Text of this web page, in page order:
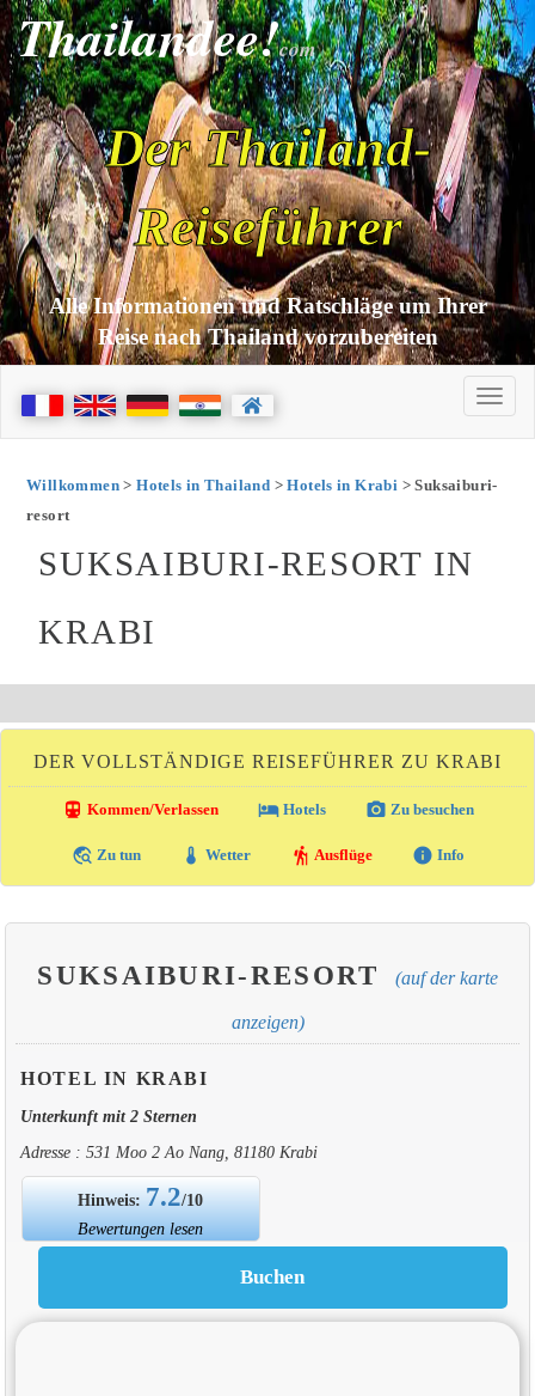
Thailandee!com
Der Thailand-
Reiseführer
Alle Informationen und Ratschläge um Ihrer
Reise nach Thailand vorzubereiten
Willkommen>Hotels in Thailand >Hotels in Krabi > Suksaiburi-
resort
SUKSAIBURI-RESORT IN
KRABI
DER VOLLSTÄNDIGE REISEFÜHRER ZU KRABI
directions_transit Kommen/Verlassen local_hotelHotels photo_camera Zu besuchen
travel_explore Zu tun thermostat Wetter hiking Ausflüge info Info
SUKSAIBURI-RESORT (auf der karte
anzeigen)
HOTEL IN KRABI
Unterkunft mit 2 Sternen
Adresse : 531 Moo 2 Ao Nang, 81180 Krabi
Hinweis: 7.2/10
Bewertungen lesen